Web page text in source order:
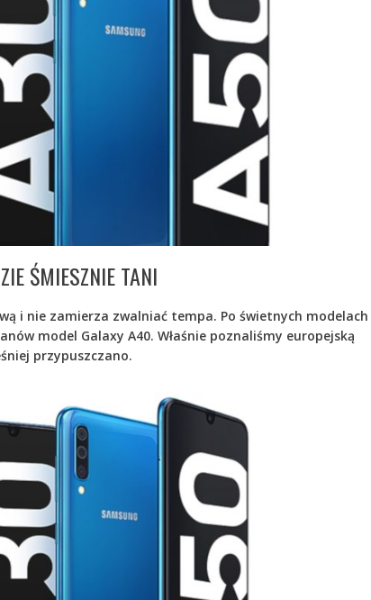
ŚMIESZNIE TANI
i nie zamierza zwalniać tempa. Po świetnych modelach
model Galaxy A40. Właśnie poznaliśmy europejską
przypuszczano.